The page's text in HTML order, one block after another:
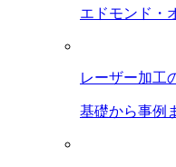
エドモンド・
レーザー加工
基礎から事例